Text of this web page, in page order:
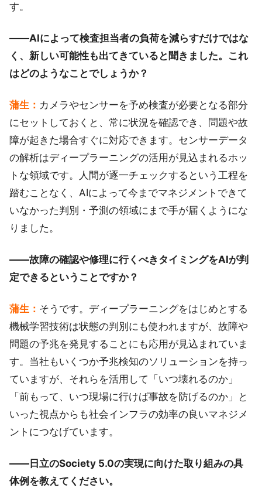
す。
――AIによって検査担当者の負荷を減らすだけではな
く、新しい可能性も出てきていると聞きました。これ
はどのようなことでしょうか？
蒲生： カメラやセンサーを予め検査が必要となる部分
にセットしておくと、常に状況を確認でき、問題や故
障が起きた場合すぐに対応できます。センサーデータ
の解析はディープラーニングの活用が見込まれるホッ
トな領域です。人間が逐一チェックするという工程を
踏むことなく、AIによって今までマネジメントできて
いなかった判別・予測の領域にまで手が届くようにな
りました。
――故障の確認や修理に行くべきタイミングをAIが判
定できるということですか？
蒲生： そうです。ディープラーニングをはじめとする
機械学習技術は状態の判別にも使われますが、故障や
問題の予兆を発見することにも応用が見込まれていま
す。当社もいくつか予兆検知のソリューションを持っ
ていますが、それらを活用して「いつ壊れるのか」
「前もって、いつ現場に行けば事故を防げるのか」と
いった視点からも社会インフラの効率の良いマネジメ
ントにつなげています。
――日立のSociety 5.0の実現に向けた取り組みの具
体例を教えてください。